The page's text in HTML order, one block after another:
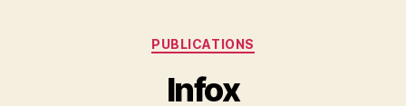
Catégories
PUBLICATIONS
Infox
P
a
S